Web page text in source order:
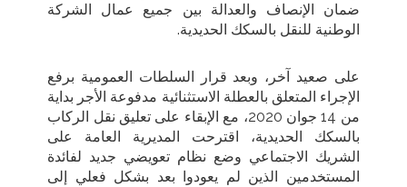
ضمان الإنصاف والعدالة بين جميع عمال الشركة
الوطنية للنقل بالسكك الحديدية.
على صعيد آخر، وبعد قرار السلطات العمومية برفع
الإجراء المتعلق بالعطلة الاستثنائية مدفوعة الأجر بداية
من 14 جوان 2020، مع الإبقاء على تعليق نقل الركاب
بالسكك الحديدية، اقترحت المديرية العامة على
الشريك الاجتماعي وضع نظام تعويضي جديد لفائدة
المستخدمين الذين لم يعودوا بعد بشكل فعلي إلى